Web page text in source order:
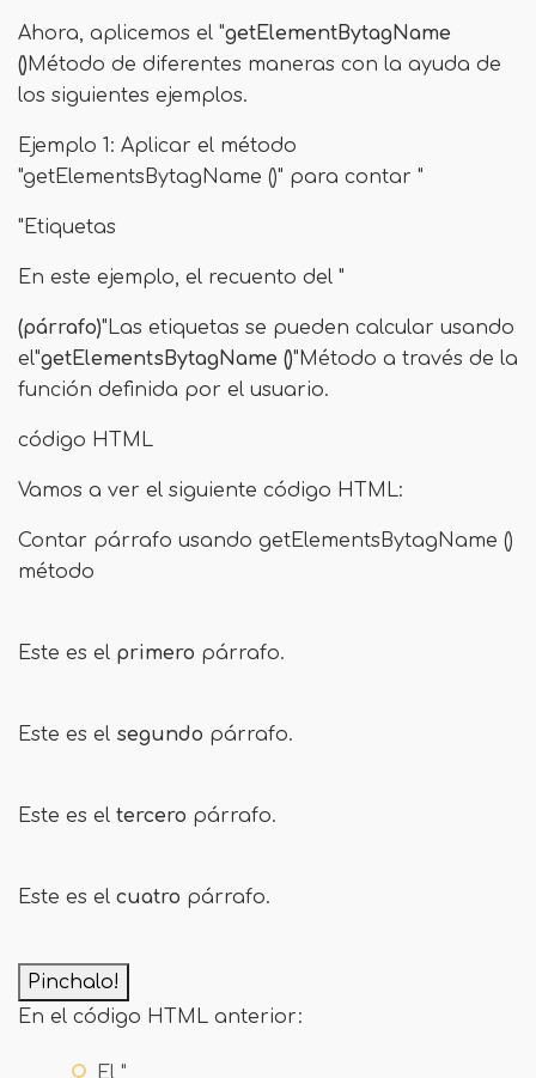
Ahora, aplicemos el "getElementBytagName
()Método de diferentes maneras con la ayuda de
los siguientes ejemplos.
Ejemplo 1: Aplicar el método
"getElementsBytagName ()" para contar "
"Etiquetas
En este ejemplo, el recuento del "
(párrafo)"Las etiquetas se pueden calcular usando
el"getElementsBytagName ()"Método a través de la
función definida por el usuario.
código HTML
Vamos a ver el siguiente código HTML:
Contar párrafo usando getElementsBytagName ()
método
Este es el primero párrafo.
Este es el segundo párrafo.
Este es el tercero párrafo.
Este es el cuatro párrafo.
Pinchalo!
En el código HTML anterior:
El "